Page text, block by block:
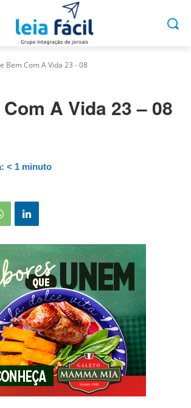
Bem Com A Vida 23 - 08
A Vida 23 – 08
< 1 minuto